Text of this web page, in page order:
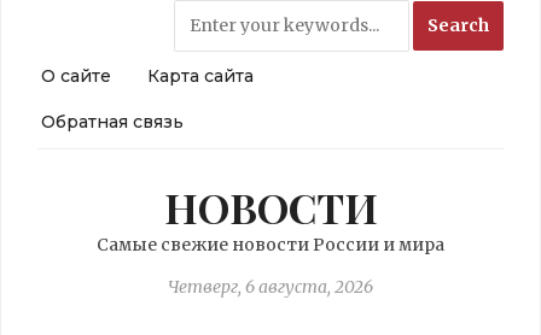
О сайте Карта сайта
Обратная связь
НОВОСТИ
Самые свежие новости России и мира
Четверг, 6 августа, 2026